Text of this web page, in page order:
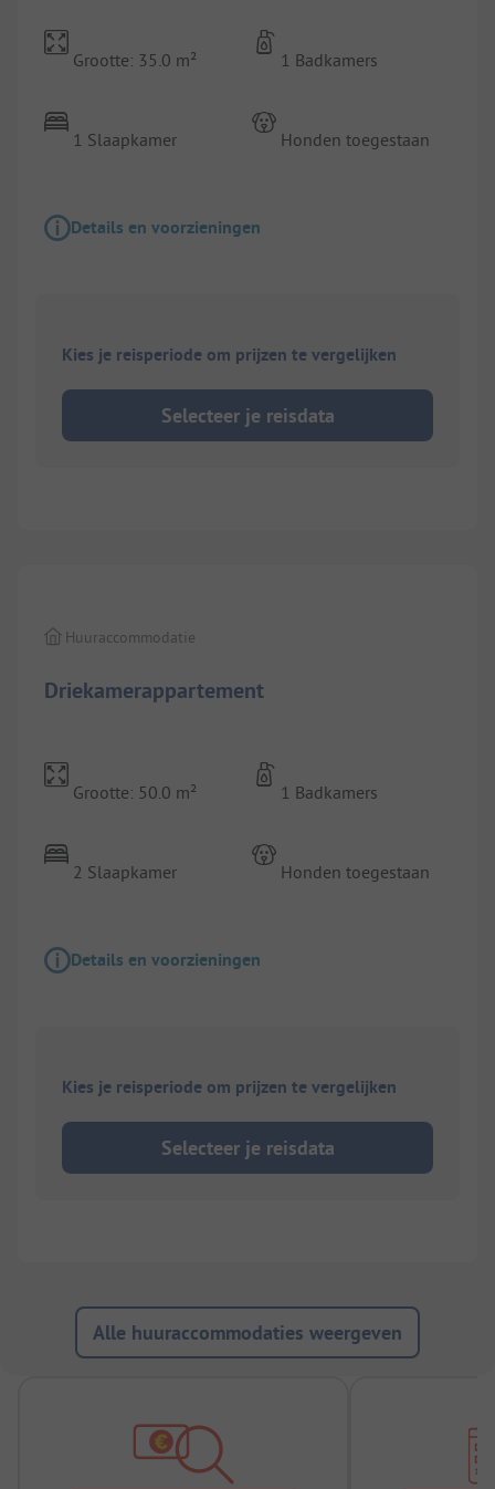
Grootte: 35.0 m²
1 Slaapkamer
1 Badkamers
Honden toegestaan
Details en voorzieningen
Kies je reisperiode om prijzen te vergelijken
Selecteer je reisdata
Driekamerappartement
Huuraccommodatie
Grootte: 50.0 m²
2 Slaapkamer
1 Badkamers
Honden toegestaan
Details en voorzieningen
Kies je reisperiode om prijzen te vergelijken
Selecteer je reisdata
Alle huuraccommodaties weergeven